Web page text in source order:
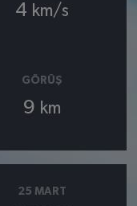
4 km/s
GÖRÜŞ
9 km
25 MART